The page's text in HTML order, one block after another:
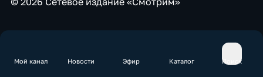
Мой канал Новости Эфир Каталог Поиск